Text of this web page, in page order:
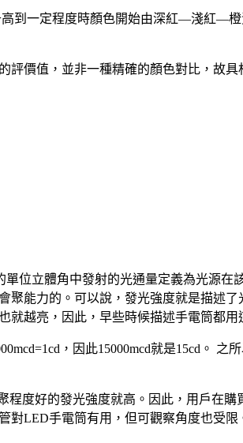
高到一定程度時顏色開始由深紅—淺紅
評價值，並非一種精確的顏色對比，故
單位立體角中發射的光通量定義為光源
能力的。可以說，發光強度就是描述
越亮，因此，早些時候描述手電筒都用
，因此15000mcd就是15cd。
度好的發光強度就高。因此，用戶在
LED手電筒有用，但可觀察角度也受